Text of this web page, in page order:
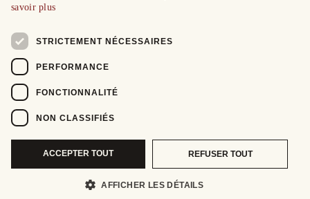
savoir plus
STRICTEMENT NÉCESSAIRES
PERFORMANCE
FONCTIONNALITÉ
NON CLASSIFIÉS
ACCEPTER TOUT REFUSER TOUT
AFFICHER LES DÉTAILS